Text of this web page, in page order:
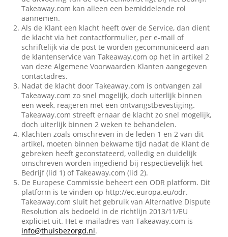
Takeaway.com kan alleen een bemiddelende rol
aannemen.
Als de Klant een klacht heeft over de Service, dan dient
de klacht via het contactformulier, per e-mail of
schriftelijk via de post te worden gecommuniceerd aan
de klantenservice van Takeaway.com op het in artikel 2
van deze Algemene Voorwaarden Klanten aangegeven
contactadres.
Nadat de klacht door Takeaway.com is ontvangen zal
Takeaway.com zo snel mogelijk, doch uiterlijk binnen
een week, reageren met een ontvangstbevestiging.
Takeaway.com streeft ernaar de klacht zo snel mogelijk,
doch uiterlijk binnen 2 weken te behandelen.
Klachten zoals omschreven in de leden 1 en 2 van dit
artikel, moeten binnen bekwame tijd nadat de Klant de
gebreken heeft geconstateerd, volledig en duidelijk
omschreven worden ingediend bij respectievelijk het
Bedrijf (lid 1) of Takeaway.com (lid 2).
De Europese Commissie beheert een ODR platform. Dit
platform is te vinden op http://ec.europa.eu/odr.
Takeaway.com sluit het gebruik van Alternative Dispute
Resolution als bedoeld in de richtlijn 2013/11/EU
expliciet uit. Het e-mailadres van Takeaway.com is
info@thuisbezorgd.nl.